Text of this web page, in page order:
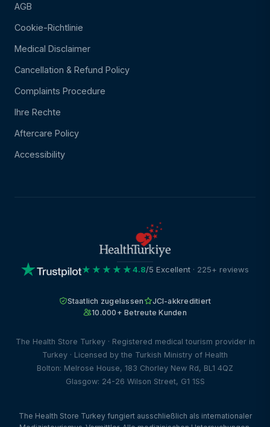
AGB
Cookie-Richtlinie
Medical Disclaimer
Cancellation & Refund Policy
Complaints Procedure
Ihre Rechte
Aftercare Policy
Accessibility
★★★★★4.8/5 Excellent · 225+ reviews
Staatlich zugelassen
JCI-akkreditiert
10.000+ Betreute Kunden
The Health Store Turkey · Registered medical tourism provider in
Turkey · Licensed by the Turkish Ministry of Health
Bolton: Melrose House, 183 Chorley New Rd, BL1 4QZ
Glasgow: 24-26 Wilson Street, G1 1SS
The Health Store Turkey fungiert ausschließlich als internationaler